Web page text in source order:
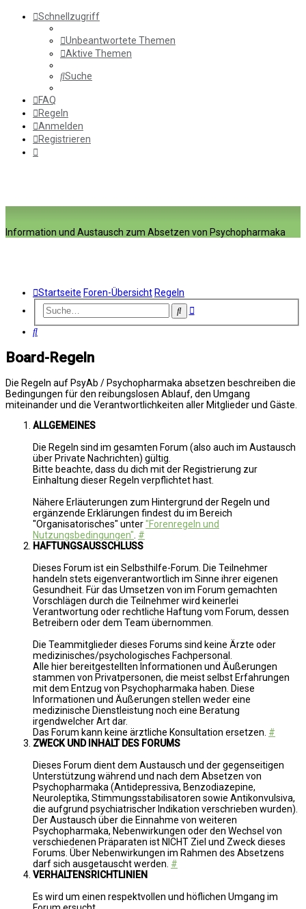
Schnellzugriff
Unbeantwortete Themen
Aktive Themen
Suche
FAQ
Regeln
Anmelden
Registrieren
Information und Austausch zum Absetzen von Psychopharmaka
Startseite Foren-Übersicht Regeln
SucheErweiterte
Suche
Board-Regeln
Die Regeln auf PsyAb / Psychopharmaka absetzen beschreiben die
Bedingungen für den reibungslosen Ablauf, den Umgang
miteinander und die Verantwortlichkeiten aller Mitglieder und Gäste.
ALLGEMEINES
Die Regeln sind im gesamten Forum (also auch im Austausch
über Private Nachrichten) gültig.
Bitte beachte, dass du dich mit der Registrierung zur
Einhaltung dieser Regeln verpflichtet hast.
Nähere Erläuterungen zum Hintergrund der Regeln und
ergänzende Erklärungen findest du im Bereich
"Organisatorisches" unter"Forenregeln und
Nutzungsbedingungen". #
HAFTUNGSAUSSCHLUSS
Dieses Forum ist ein Selbsthilfe-Forum. Die Teilnehmer
handeln stets eigenverantwortlich im Sinne ihrer eigenen
Gesundheit. Für das Umsetzen von im Forum gemachten
Vorschlägen durch die Teilnehmer wird keinerlei
Verantwortung oder rechtliche Haftung vom Forum, dessen
Betreibern oder dem Team übernommen.
Die Teammitglieder dieses Forums sind keine Ärzte oder
medizinisches/psychologisches Fachpersonal.
Alle hier bereitgestellten Informationen und Äußerungen
stammen von Privatpersonen, die meist selbst Erfahrungen
mit dem Entzug von Psychopharmaka haben. Diese
Informationen und Äußerungen stellen weder eine
medizinische Dienstleistung noch eine Beratung
irgendwelcher Art dar.
Das Forum kann keine ärztliche Konsultation ersetzen. #
ZWECK UND INHALT DES FORUMS
Dieses Forum dient dem Austausch und der gegenseitigen
Unterstützung während und nach dem Absetzen von
Psychopharmaka (Antidepressiva, Benzodiazepine,
Neuroleptika, Stimmungsstabilisatoren sowie Antikonvulsiva,
die aufgrund psychiatrischer Indikation verschrieben wurden).
Der Austausch über die Einnahme von weiteren
Psychopharmaka, Nebenwirkungen oder den Wechsel von
verschiedenen Präparaten ist NICHT Ziel und Zweck dieses
Forums. Über Nebenwirkungen im Rahmen des Absetzens
darf sich ausgetauscht werden. #
VERHALTENSRICHTLINIEN
Es wird um einen respektvollen und höflichen Umgang im